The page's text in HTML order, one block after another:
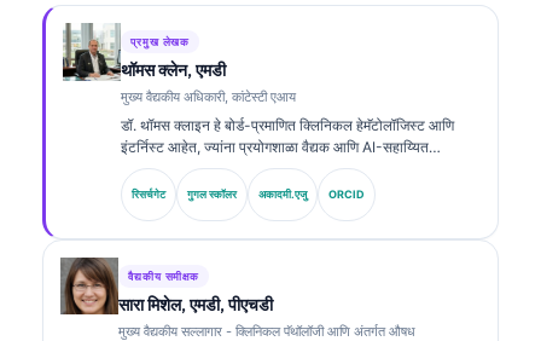
प्रमुख लेखक
थॉमस क्लेन, एमडी
मुख्य वैद्यकीय अधिकारी, कांटेस्टी एआय
डॉ. थॉमस क्लाइन हे बोर्ड-प्रमाणित क्लिनिकल हेमॅटोलॉजिस्ट आणि
इंटर्निस्ट आहेत, ज्यांना प्रयोगशाळा वैद्यक आणि AI-सहाय्यित
क्लिनिकल विश्लेषणामध्ये 15 हून अधिक वर्षांचा अनुभव आहे. Kantesti
AI येथे मुख्य वैद्यकीय अधिकारी म्हणून, ते मालकीच्या न्यूरल नेटवर्कच्या
वैद्यकीय अचूकतेवर क्लिनिकल देखरेख प्रदान करतात. बायोमार्करचे अर्थ
रिसर्चगेट गुगल स्कॉलर अकादमी.एजु ORCID
वैद्यकीय समीक्षक
सारा मिशेल, एमडी, पीएचडी
मुख्य वैद्यकीय सल्लागार - क्लिनिकल पॅथॉलॉजी आणि अंतर्गत औषध